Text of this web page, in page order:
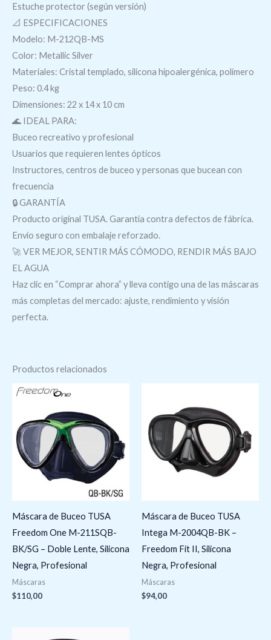
Estuche protector (según versión)
📐 ESPECIFICACIONES
Modelo: M-212QB-MS
Color: Metallic Silver
Materiales: Cristal templado, silicona hipoalergénica, polímero
Peso: 0.4 kg
Dimensiones: 22 x 14 x 10 cm
🌊 IDEAL PARA:
Buceo recreativo y profesional
Usuarios que requieren lentes ópticos
Instructores, centros de buceo y personas que bucean con
frecuencia
🔒 GARANTÍA
Producto original TUSA. Garantía contra defectos de fábrica.
Envío seguro con embalaje reforzado.
🚀 VER MEJOR, SENTIR MÁS CÓMODO, RENDIR MÁS BAJO
EL AGUA
Haz clic en “Comprar ahora” y lleva contigo una de las máscaras
más completas del mercado: ajuste, rendimiento y visión
perfecta.
Productos relacionados
Máscara de Buceo TUSA
Freedom One M-211SQB-
BK/SG – Doble Lente, Silicona
Negra, Profesional
Máscaras
$110,00
Máscara de Buceo TUSA
Intega M-2004QB-BK –
Freedom Fit II, Silicona
Negra, Profesional
Máscaras
$94,00